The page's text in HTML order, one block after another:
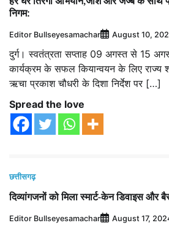
निगम:
Editor Bullseyesamachar August 10,
दुर्ग। स्वतंत्रता सप्ताह 09 अगस्त से 15
कार्यक्रम के सफल कियान्वयन के लिए
ऋचा प्रकाश चौधरी के दिशा निर्देश पर […]
Spread the love
छत्तीसगढ़
दिव्यांगजनों को मिला स्मार्ट-केन डिवाइस और
Editor Bullseyesamachar August 17,